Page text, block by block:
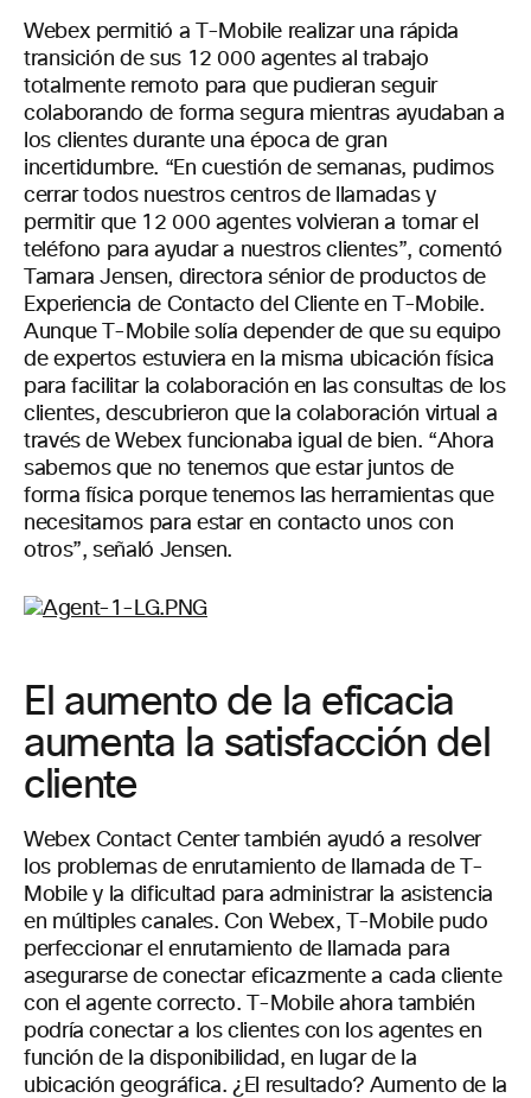
Webex permitió a T-Mobile realizar una rápida
transición de sus 12 000 agentes al trabajo
totalmente remoto para que pudieran seguir
colaborando de forma segura mientras ayudaban a
los clientes durante una época de gran
incertidumbre. “En cuestión de semanas, pudimos
cerrar todos nuestros centros de llamadas y
permitir que 12 000 agentes volvieran a tomar el
teléfono para ayudar a nuestros clientes”, comentó
Tamara Jensen, directora sénior de productos de
Experiencia de Contacto del Cliente en T-Mobile.
Aunque T-Mobile solía depender de que su equipo
de expertos estuviera en la misma ubicación física
para facilitar la colaboración en las consultas de los
clientes, descubrieron que la colaboración virtual a
través de Webex funcionaba igual de bien. “Ahora
sabemos que no tenemos que estar juntos de
forma física porque tenemos las herramientas que
necesitamos para estar en contacto unos con
otros”, señaló Jensen.
El aumento de la eficacia
aumenta la satisfacción del
cliente
Webex Contact Center también ayudó a resolver
los problemas de enrutamiento de llamada de T-
Mobile y la dificultad para administrar la asistencia
en múltiples canales. Con Webex, T-Mobile pudo
perfeccionar el enrutamiento de llamada para
asegurarse de conectar eficazmente a cada cliente
con el agente correcto. T-Mobile ahora también
podría conectar a los clientes con los agentes en
función de la disponibilidad, en lugar de la
ubicación geográfica. ¿El resultado? Aumento de la